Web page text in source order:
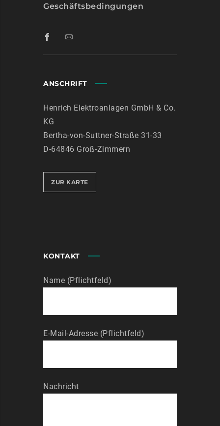
Geschäftsbedingungen
ANSCHRIFT
Henrich Elektroanlagen GmbH & Co.
KG
Bertha-von-Suttner-Straße 31-33
D-64846 Groß-Zimmern
ZUR KARTE
KONTAKT
Name (Pflichtfeld)
E-Mail-Adresse (Pflichtfeld)
Nachricht